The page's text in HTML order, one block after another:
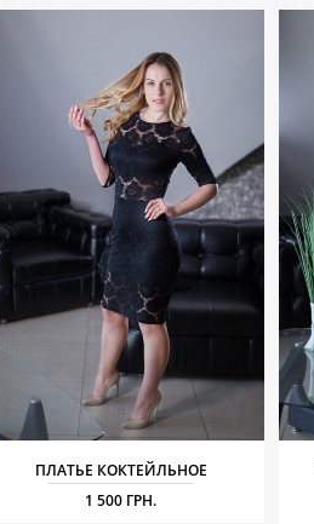
ПЛАТЬЕ КОКТЕЙЛЬНОЕ
1 500 ГРН.